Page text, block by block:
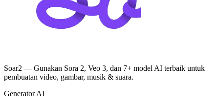
Soar2 — Gunakan Sora 2, Veo 3, dan 7+ model AI terbaik untuk
pembuatan video, gambar, musik & suara.
Generator AI